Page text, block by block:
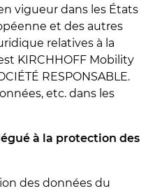
vigueur dans les États
et des autres
relatives à la
KIRCHHOFF Mobility
RESPONSABLE.
etc. dans les
à la protection des
des données du